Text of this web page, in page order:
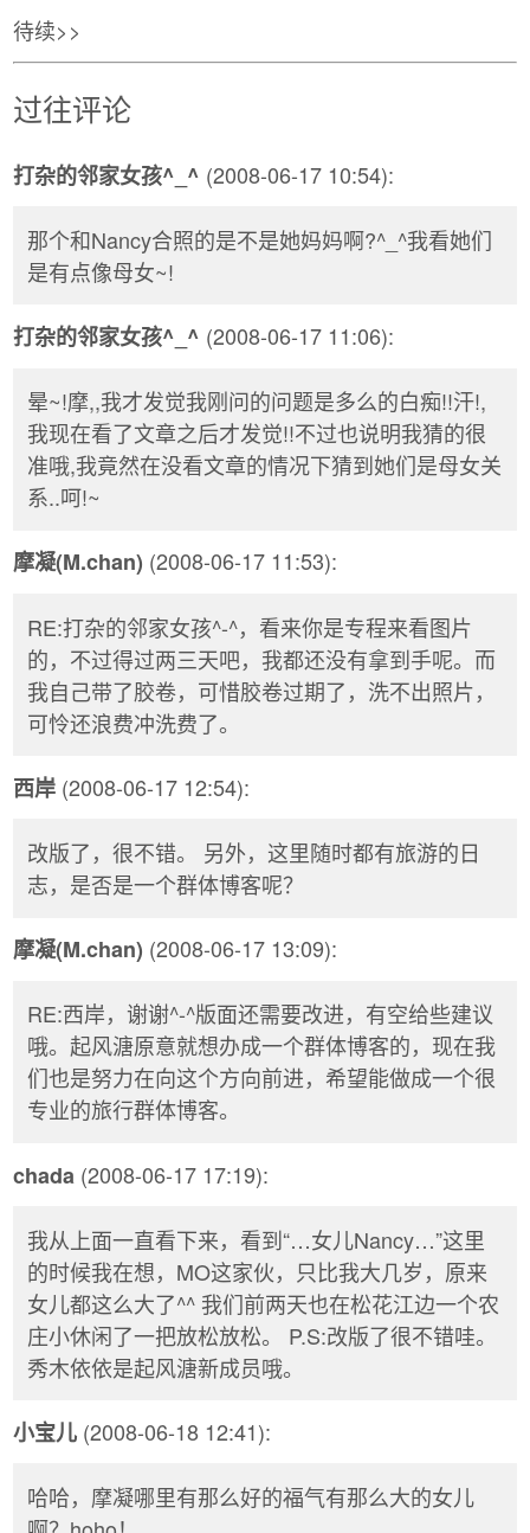
待续>>
过往评论
打杂的邻家女孩^_^ (2008-06-17 10:54):
那个和Nancy合照的是不是她妈妈啊?^_^我看她们
是有点像母女~!
打杂的邻家女孩^_^ (2008-06-17 11:06):
晕~!摩,,我才发觉我刚问的问题是多么的白痴!!汗!,
我现在看了文章之后才发觉!!不过也说明我猜的很
准哦,我竟然在没看文章的情况下猜到她们是母女关
系..呵!~
摩凝(M.chan) (2008-06-17 11:53):
RE:打杂的邻家女孩^-^，看来你是专程来看图片
的，不过得过两三天吧，我都还没有拿到手呢。而
我自己带了胶卷，可惜胶卷过期了，洗不出照片，
可怜还浪费冲洗费了。
西岸 (2008-06-17 12:54):
改版了，很不错。 另外，这里随时都有旅游的日
志，是否是一个群体博客呢？
摩凝(M.chan) (2008-06-17 13:09):
RE:西岸，谢谢^-^版面还需要改进，有空给些建议
哦。起风溏原意就想办成一个群体博客的，现在我
们也是努力在向这个方向前进，希望能做成一个很
专业的旅行群体博客。
chada (2008-06-17 17:19):
我从上面一直看下来，看到“…女儿Nancy…”这里
的时候我在想，MO这家伙，只比我大几岁，原来
女儿都这么大了^^ 我们前两天也在松花江边一个农
庄小休闲了一把放松放松。 P.S:改版了很不错哇。
秀木依依是起风溏新成员哦。
小宝儿 (2008-06-18 12:41):
哈哈，摩凝哪里有那么好的福气有那么大的女儿